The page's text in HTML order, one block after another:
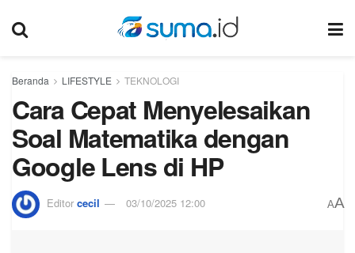
Beranda LIFESTYLE TEKNOLOGI
Cara Cepat Menyelesaikan
Soal Matematika dengan
Google Lens di HP
Editor cecil 03/10/2025 12:00 AA